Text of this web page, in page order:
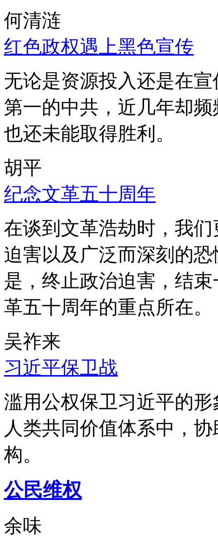
何清涟
红色政权遇上黑色宣传
无论是资源投入还是在
第一的中共，近几年却
也还未能取得胜利。
胡平
纪念文革五十周年
在谈到文革浩劫时，我
迫害以及广泛而深刻的
是，终止政治迫害，结
革五十周年的重点所在。
吴祚来
习近平保卫战
滥用公权保卫习近平的
人类共同价值体系中，
构。
公民维权
余味